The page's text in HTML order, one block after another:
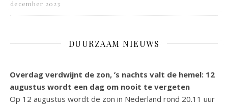
december 2023
DUURZAAM NIEUWS
Overdag verdwijnt de zon, ’s nachts valt de hemel: 12
augustus wordt een dag om nooit te vergeten
Op 12 augustus wordt de zon in Nederland rond 20.11 uur